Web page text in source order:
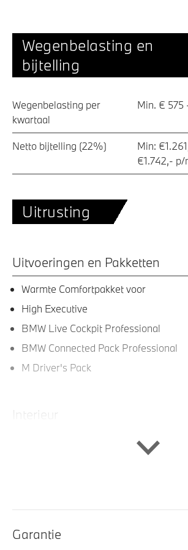
Wegenbelasting en
bijtelling
Wegenbelasting per
kwartaal
Min. € 575
Netto bijtelling (22%)
Min:
€1.742,- p/
Uitrusting
Uitvoeringen en Pakketten
Warmte Comfortpakket voor
High Executive
BMW Live Cockpit Professional
BMW Connected Pack Professional
M Driver's Pack
Interieur
BMW Individual Leder 'Merino'
Ambiance verlichting
Garantie